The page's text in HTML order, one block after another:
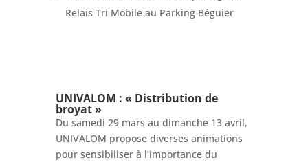
Relais Tri Mobile au Parking Béguier
UNIVALOM : « Distribution de
broyat »
Du samedi 29 mars au dimanche 13 avril,
UNIVALOM propose diverses animations
pour sensibiliser à l’importance du